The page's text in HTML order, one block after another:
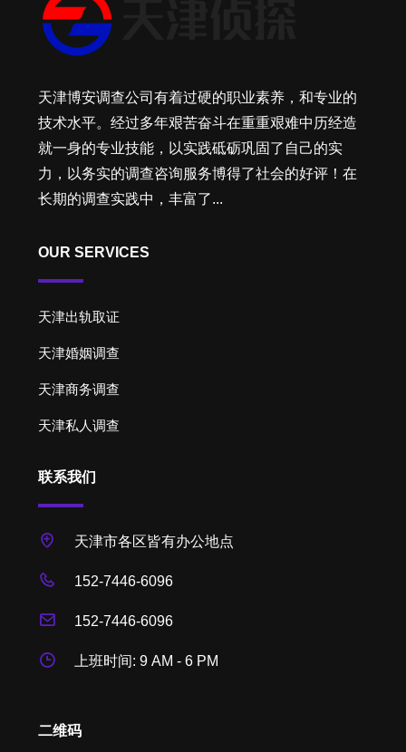
天津博安调查公司有着过硬的职业素养，和专业的
技术水平。经过多年艰苦奋斗在重重艰难中历经造
就一身的专业技能，以实践砥砺巩固了自己的实
力，以务实的调查咨询服务博得了社会的好评！在
长期的调查实践中，丰富了...
OUR SERVICES
天津出轨取证
天津婚姻调查
天津商务调查
天津私人调查
联系我们
天津市各区皆有办公地点
152-7446-6096
152-7446-6096
上班时间: 9 AM - 6 PM
二维码